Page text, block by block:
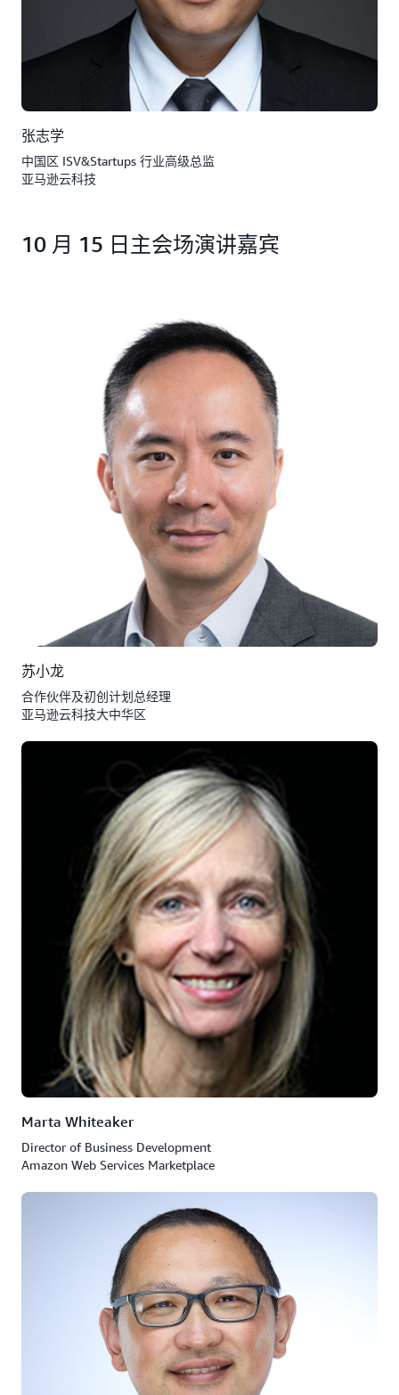
张志学
中国区 ISV&Startups 行业高级总监
亚马逊云科技
10 月 15 日主会场演讲嘉宾
苏小龙
合作伙伴及初创计划总经理
亚马逊云科技大中华区
Marta Whiteaker
Director of Business Development
Amazon Web Services Marketplace